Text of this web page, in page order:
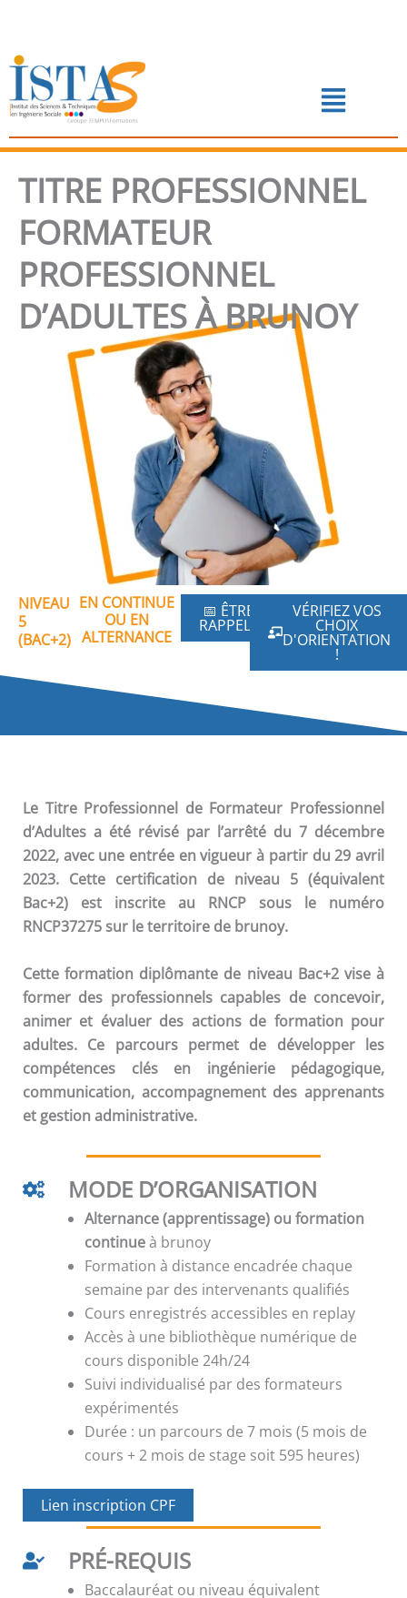
contenu
Menu
📅 PRENDRE RENDEZ-VOUS
TITRE PROFESSIONNEL
FORMATEUR
PROFESSIONNEL
D’ADULTES À BRUNOY
NIVEAU
5
(BAC+2)
EN CONTINUE
OU EN
ALTERNANCE
📅 ÊTRE
RAPPELÉ
VÉRIFIEZ VOS
CHOIX
D'ORIENTATION
!
Le Titre Professionnel de Formateur Professionnel
d’Adultes a été révisé par l’arrêté du 7 décembre
2022, avec une entrée en vigueur à partir du 29 avril
2023. Cette certification de niveau 5 (équivalent
Bac+2) est inscrite au RNCP sous le numéro
RNCP37275 sur le territoire de brunoy.
Cette formation diplômante de niveau Bac+2 vise à
former des professionnels capables de concevoir,
animer et évaluer des actions de formation pour
adultes. Ce parcours permet de développer les
compétences clés en ingénierie pédagogique,
communication, accompagnement des apprenants
et gestion administrative.
MODE D’ORGANISATION
Alternance (apprentissage) ou formation
continueà brunoy
Formation à distance encadrée chaque
semaine par des intervenants qualifiés
Cours enregistrés accessibles en replay
Accès à une bibliothèque numérique de
cours disponible 24h/24
Suivi individualisé par des formateurs
expérimentés
Durée : un parcours de 7 mois (5 mois de
cours + 2 mois de stage soit 595 heures)
Lien inscription CPF
PRÉ-REQUIS
Baccalauréat ou niveau équivalent